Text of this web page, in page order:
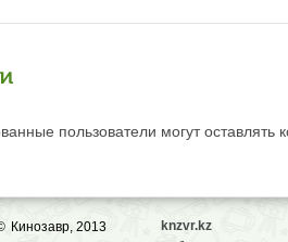
пользователи могут оставлять
Кинозавр, 2013
knzvr.kz